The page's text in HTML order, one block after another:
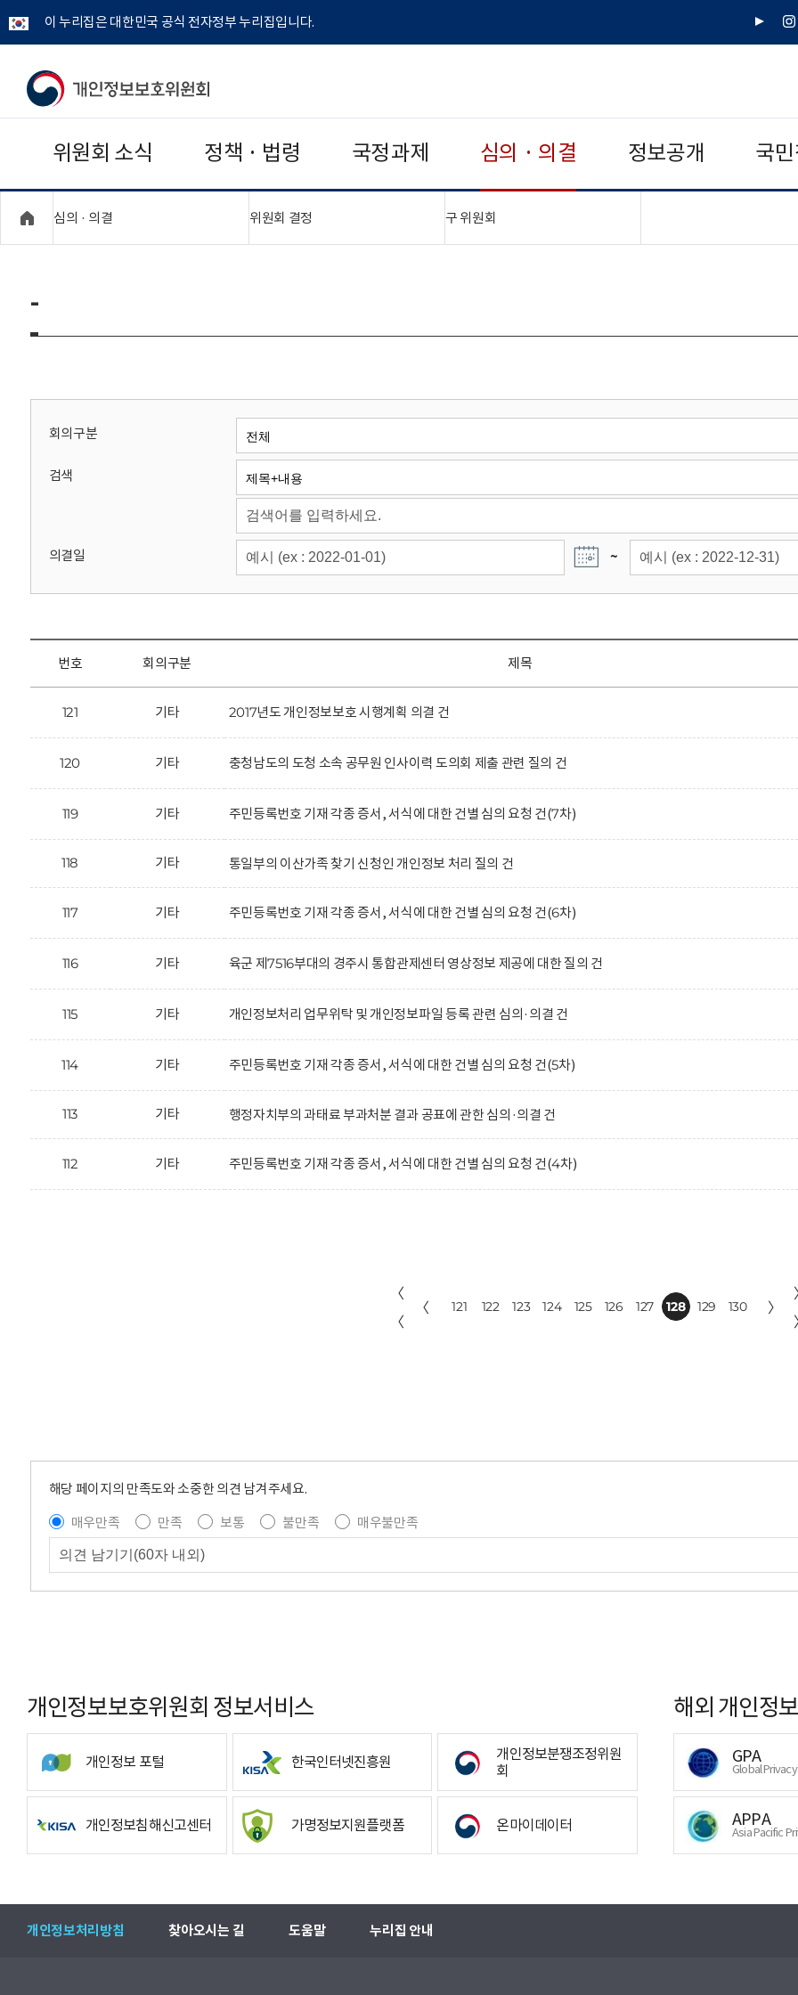
이 누리집은 대한민국 공식 전자정부 누리집입니다.
유
인
개
보
보
위
회
위원회 소식 정책 · 법령 국정과제 심의 · 의결 정보공개 국
심의 · 의결 위원회 결정 구 위원회
-
회의구분
검색
의결일 ~
번호 회의구분 제목
121 기타 2017년도 개인정보보호 시행계획 의결 건
120 기타 충청남도의 도청 소속 공무원 인사이력 도의회 제출 관련 질의 건
119 기타 주민등록번호 기재 각종 증서, 서식에 대한 건별 심의 요청 건(7차)
118 기타 통일부의 이산가족 찾기 신청인 개인정보 처리 질의 건
117 기타 주민등록번호 기재 각종 증서, 서식에 대한 건별 심의 요청 건(6차)
116 기타 육군 제7516부대의 경주시 통합관제센터 영상정보 제공에 대한 질의 건
115 기타 개인정보처리 업무위탁 및 개인정보파일 등록 관련 심의·의결 건
114 기타 주민등록번호 기재 각종 증서, 서식에 대한 건별 심의 요청 건(5차)
113 기타 행정자치부의 과태료 부과처분 결과 공표에 관한 심의·의결 건
112 기타 주민등록번호 기재 각종 증서, 서식에 대한 건별 심의 요청 건(4차)
〈
〈
〈 121 122 123 124 125 126 127 128 129 130 〉
해당 페이지의 만족도와 소중한 의견 남겨주세요.
매우만족
만족 보통 불만족
매우불만족
개인정보보호위원회 정보서비스
개인정보 포털 한국인터넷진흥원
개인정보분쟁조정위원
회
개인정보침해신고센터 가명정보지원플랫폼 온마이데이터
해외 개인정
GPA
Global
APPA
Asia Pacific
개인정보처리방침 찾아오시는 길 도움말 누리집 안내